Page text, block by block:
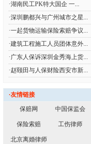
·湖南民工PK特大国企 一...
·深圳鹏都兴与广州城市之星...
·一起货物运输保险索赔争议...
·建筑工程施工人员团体意外...
·广东人保诉深圳金秀海上货...
·赵颐田与人保财险西安市新...
·友情链接
保赔网
中国保监会
保险索赔 工伤律师
北京离婚律师